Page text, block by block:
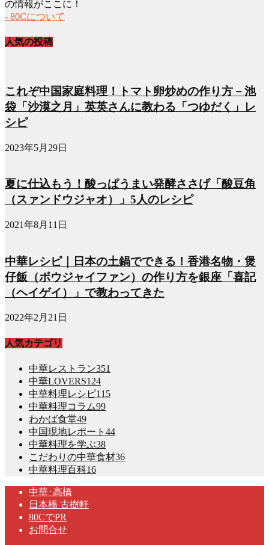
の情報がここに！
- 80Cについて
人気の投稿
これぞ中国家庭料理！トマト卵炒めの作り方－池
袋「沙漠之月」英英さんに教わる「つゆだく」レ
シピ
2023年5月29日
夏に仕込もう！酸っぱうまい発酵ささげ「酸豆角
（スァンドウジャオ）」5人のレシピ
2021年8月11日
中華レシピ｜日本の土鍋でできる！香港名物・煲
仔飯（ボウジャイファン）の作り方を銀座「喜記
（ヘイゲイ）」で教わってきた
2022年2月21日
人気カテゴリ
中華レストラン351
中華LOVERS124
中華料理レシピ115
中華料理コラム99
わかば食堂49
中国現地レポート 44
中華料理を学ぶ38
こだわりの中華食材36
中華料理百科16
中華･高橋
日本橋 古樹軒
80CでPR
お問合せ